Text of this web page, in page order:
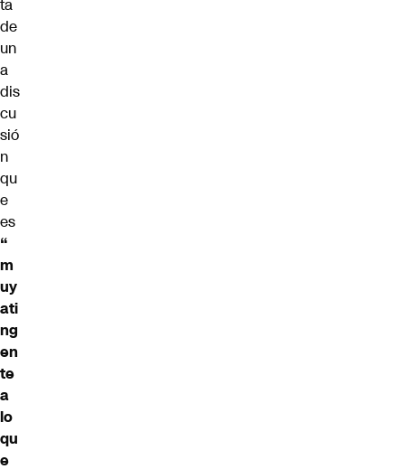
ta
de
un
a
dis
cu
sió
n
qu
e
es
“
m
uy
ati
ng
en
te
a
lo
qu
e